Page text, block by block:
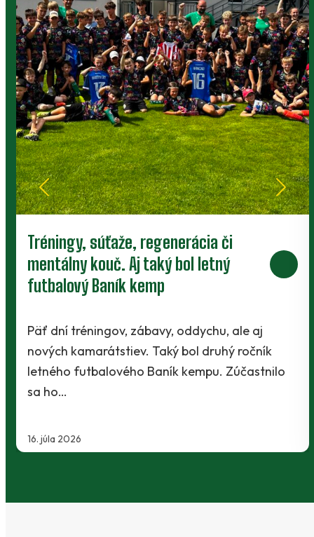
Podporte rast najmenších Baníkov
darovaním dvoch percent z vašich
daní
20. februára 2026
Blíži sa záver marca a to znamená jediné -
daňové povinnosti. Avšak z povinnosti sa môže
stať aj príjemné potešenie.…